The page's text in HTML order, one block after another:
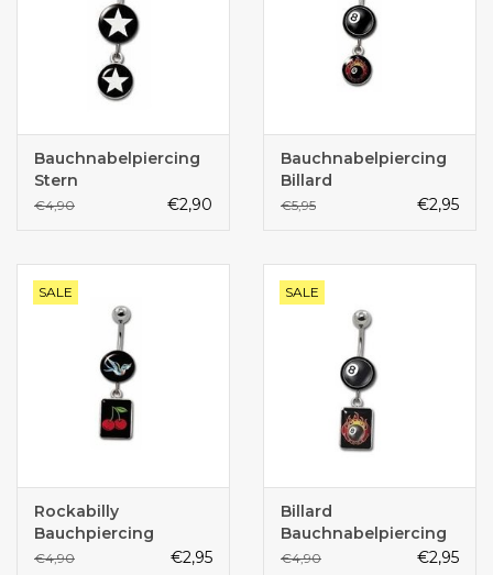
Bauchnabelpiercing
Stern
€4,90 €2,90
Bauchnabelpiercing
Billard
€5,95 €2,95
SALE
Rockabilly
Bauchpiercing
€4,90 €2,95
SALE
Billard
Bauchnabelpiercing
€4,90 €2,95